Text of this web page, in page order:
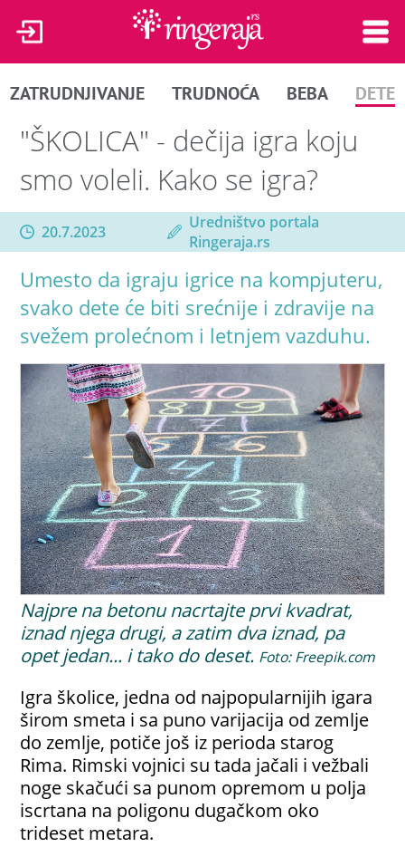
ZATRUDNJIVANJE TRUDNOĆA BEBA DETE
"ŠKOLICA" - dečija igra koju
smo voleli. Kako se igra?
20.7.2023
Uredništvo portala
Ringeraja.rs
Umesto da igraju igrice na kompjuteru,
svako dete će biti srećnije i zdravije na
svežem prolećnom i letnjem vazduhu.
Najpre na betonu nacrtajte prvi kvadrat,
iznad njega drugi, a zatim dva iznad, pa
opet jedan... i tako do deset. Foto: Freepik.com
Igra školice, jedna od najpopularnijih igara
širom smeta i sa puno varijacija od zemlje
do zemlje, potiče još iz perioda starog
Rima. Rimski vojnici su tada jačali i vežbali
noge skačući sa punom opremom u polja
iscrtana na poligonu dugačkom oko
trideset metara.